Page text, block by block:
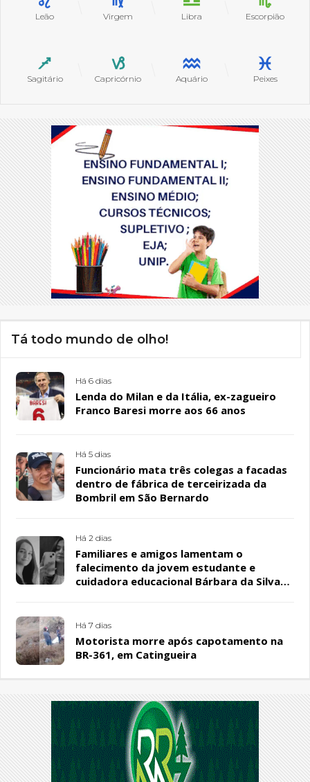
Leão Virgem Libra Escorpião
Sagitário Capricórnio Aquário Peixes
Tá todo mundo de olho!
Há 6 dias
Lenda do Milan e da Itália, ex-zagueiro
Franco Baresi morre aos 66 anos
Há 5 dias
Funcionário mata três colegas a facadas
dentro de fábrica de terceirizada da
Bombril em São Bernardo
Há 2 dias
Familiares e amigos lamentam o
falecimento da jovem estudante e
cuidadora educacional Bárbara da Silva
Há 7 dias
Motorista morre após capotamento na
BR-361, em Catingueira